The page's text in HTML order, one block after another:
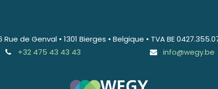
Rue de Genval • 1301 Bierges • Belgique • TVA BE
+32 475 43 43 43
info@wegy.be